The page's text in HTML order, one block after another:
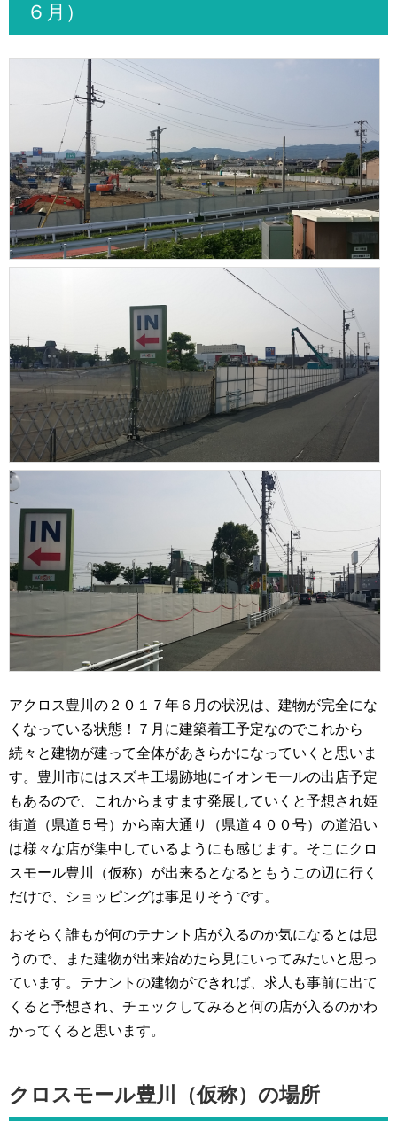
６月）
アクロス豊川の２０１７年６月の状況は、建物が完全にな
くなっている状態！７月に建築着工予定なのでこれから
続々と建物が建って全体があきらかになっていくと思いま
す。豊川市にはスズキ工場跡地にイオンモールの出店予定
もあるので、これからますます発展していくと予想され姫
街道（県道５号）から南大通り（県道４００号）の道沿い
は様々な店が集中しているようにも感じます。そこにクロ
スモール豊川（仮称）が出来るとなるともうこの辺に行く
だけで、ショッピングは事足りそうです。
おそらく誰もが何のテナント店が入るのか気になるとは思
うので、また建物が出来始めたら見にいってみたいと思っ
ています。テナントの建物ができれば、求人も事前に出て
くると予想され、チェックしてみると何の店が入るのかわ
かってくると思います。
クロスモール豊川（仮称）の場所